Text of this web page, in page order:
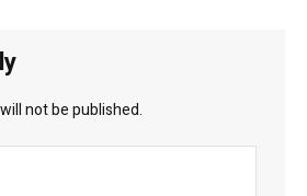
not be published.